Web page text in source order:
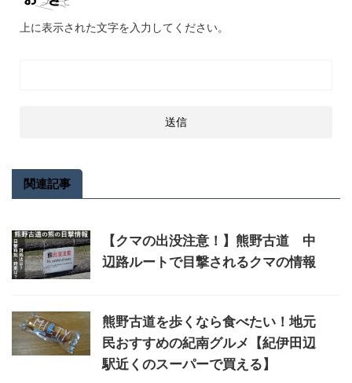
上に表示された文字を入力してください。
関連記事
【クマの出没注意！】熊野古道 中
辺路ルートで目撃されるクマの情報
熊野古道を歩くなら食べたい！地元
民おすすめの紀南グルメ【紀伊田辺
駅近くのスーパーで買える】